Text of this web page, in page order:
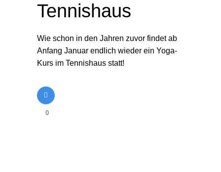
Tennishaus
Wie schon in den Jahren zuvor findet ab
Anfang Januar endlich wieder ein Yoga-
Kurs im Tennishaus statt!
0